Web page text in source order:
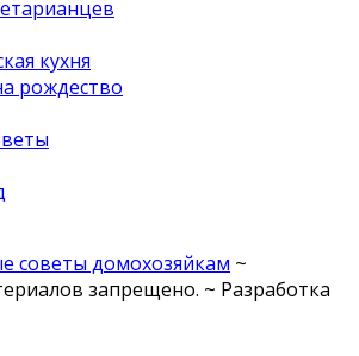
кухня
рождество
советы домохозяйкам ~
запрещено. ~ Разработка